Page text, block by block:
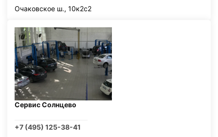
Очаковское ш., 10к2с2
Сервис Солнцево
+7 (495) 125-38-41